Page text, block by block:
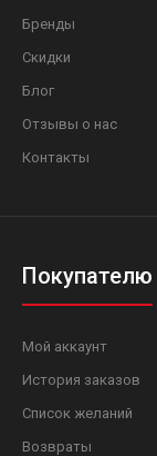
Бренды
Скидки
Блог
Отзывы о нас
Контакты
Покупателю
Мой аккаунт
История заказов
Список желаний
Возвраты